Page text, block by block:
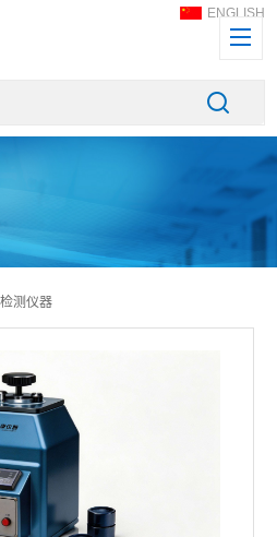
ENGLISH
测仪器